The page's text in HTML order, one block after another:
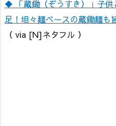
◆ 「蔵鋤（ぞうすき）」子
足！坦々麺ベースの蔵鋤麺も
（ via [N]ネタフル ）